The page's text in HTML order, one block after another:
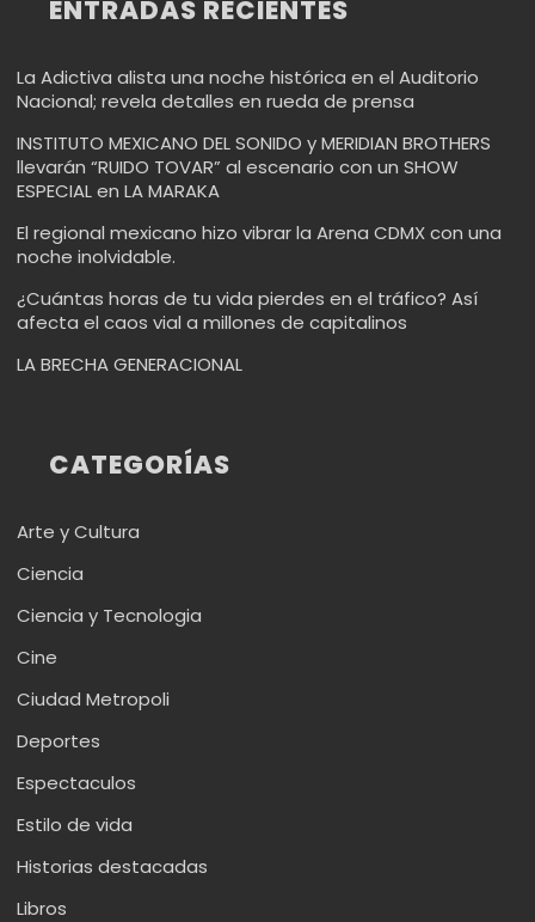
ENTRADAS RECIENTES
La Adictiva alista una noche histórica en el Auditorio
Nacional; revela detalles en rueda de prensa
INSTITUTO MEXICANO DEL SONIDO y MERIDIAN BROTHERS
llevarán “RUIDO TOVAR” al escenario con un SHOW
ESPECIAL en LA MARAKA
El regional mexicano hizo vibrar la Arena CDMX con una
noche inolvidable.
¿Cuántas horas de tu vida pierdes en el tráfico? Así
afecta el caos vial a millones de capitalinos
LA BRECHA GENERACIONAL
CATEGORÍAS
Arte y Cultura
Ciencia
Ciencia y Tecnologia
Cine
Ciudad Metropoli
Deportes
Espectaculos
Estilo de vida
Historias destacadas
Libros